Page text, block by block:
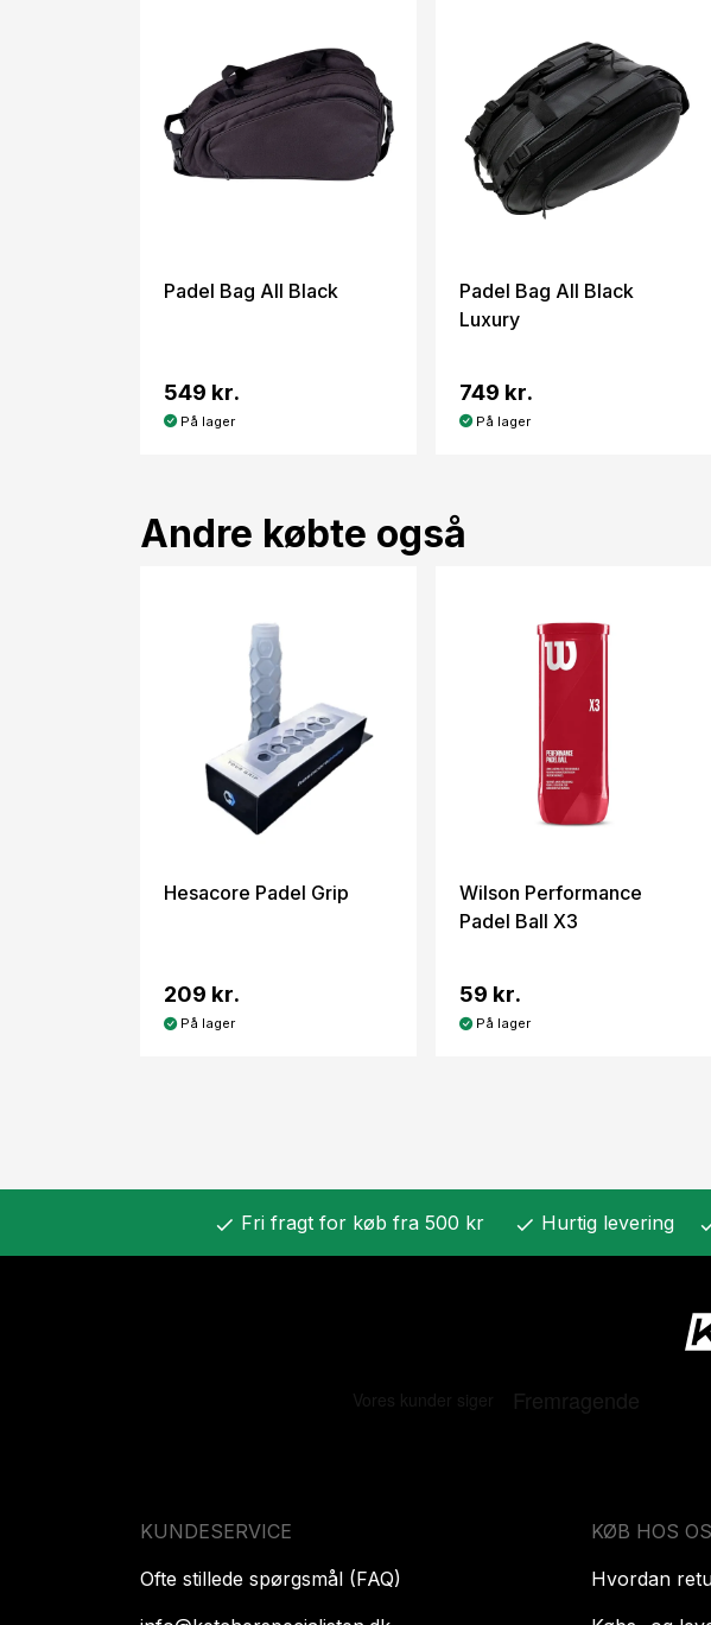
Padel Bag All Black
549 kr.
På lager
Padel Bag All Black
Luxury
749 kr.
På lager
Andre købte også
Hesacore Padel Grip
209 kr.
På lager
Wilson Performance
Padel Ball X3
59 kr.
På lager
check Fri fragt for køb fra 500 kr check Hurtig levering
KUNDESERVICE
Ofte stillede spørgsmål (FAQ)
KØB HOS OS
Hvordan